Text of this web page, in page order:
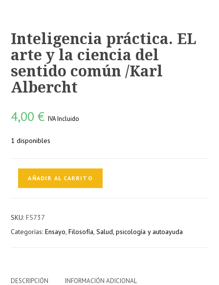
Inteligencia práctica. EL
arte y la ciencia del
sentido común /Karl
Albercht
4,00€ IVA Incluido
1 disponibles
Inteligencia
y
la
común
AÑADIR AL CARRITO
SKU:F5737
Categorías:Ensayo,Filosofía,Salud, psicología y autoayuda
DESCRIPCIÓN INFORMACIÓN ADICIONAL